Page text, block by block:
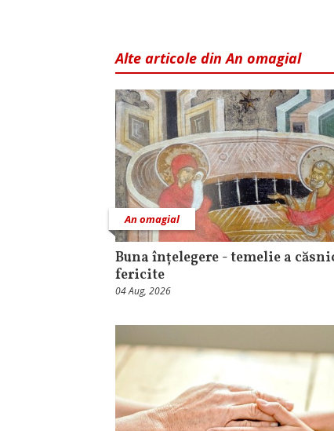
Alte articole din An omagial
An omagial
Buna înțelegere - temelie a
fericite
04 Aug, 2026